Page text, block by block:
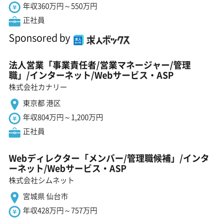
年収360万円～550万円
正社員
Sponsored by
法人営業「事業責任者/営業マネージャー/管理
職」/インターネット/Webサービス・ASP
株式会社カナリー
東京都 港区
年収804万円～1,200万円
正社員
Webディレクター「メンバー/管理職候補」/インタ
ーネット/Webサービス・ASP
株式会社シムネット
宮城県 仙台市
年収428万円～757万円